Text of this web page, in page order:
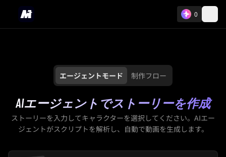
0
エージェントモード 制作フロー
AIエージェントでストーリーを作成
ストーリーを入力してキャラクターを選択してください。AIエー
ジェントがスクリプトを解析し、自動で動画を生成します。